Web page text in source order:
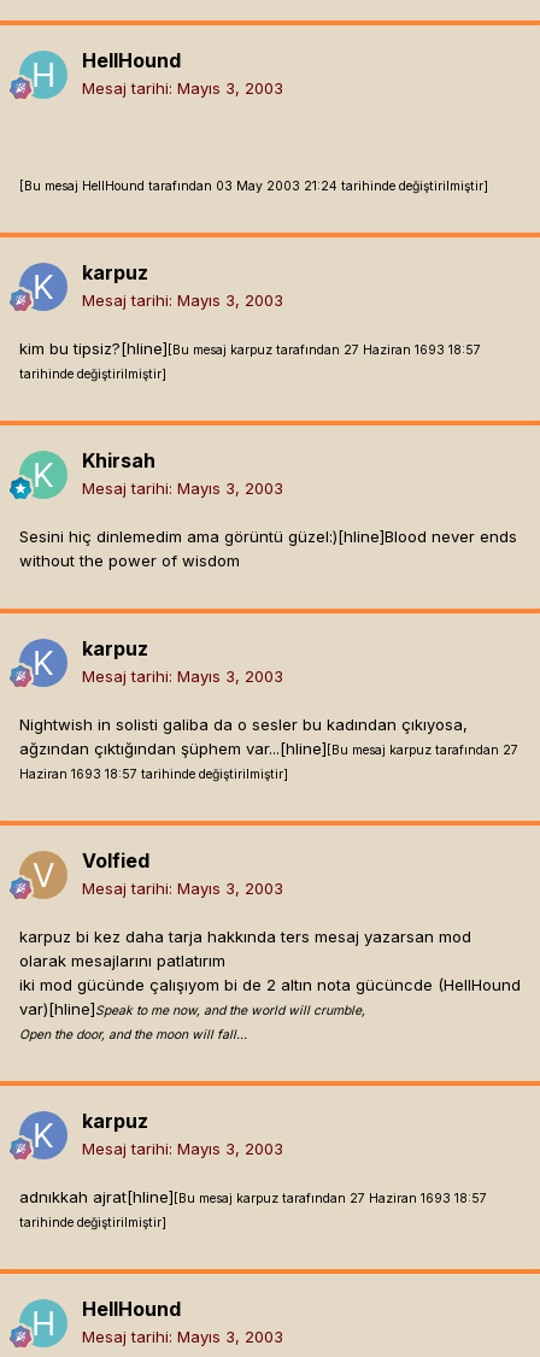
HellHound
Mesaj tarihi: Mayıs 3, 2003
[Bu mesaj HellHound tarafından 03 May 2003 21:24 tarihinde değiştirilmiştir]
karpuz
Mesaj tarihi: Mayıs 3, 2003
kim bu tipsiz?[hline] [Bu mesaj karpuz tarafından 27 Haziran 1693 18:57
tarihinde değiştirilmiştir]
Khirsah
Mesaj tarihi: Mayıs 3, 2003
Sesini hiç dinlemedim ama görüntü güzel:)[hline]Blood never ends
without the power of wisdom
karpuz
Mesaj tarihi: Mayıs 3, 2003
Nightwish in solisti galiba da o sesler bu kadından çıkıyosa,
ağzından çıktığından şüphem var...[hline] [Bu mesaj karpuz tarafından 27
Haziran 1693 18:57 tarihinde değiştirilmiştir]
Volfied
Mesaj tarihi: Mayıs 3, 2003
karpuz bi kez daha tarja hakkında ters mesaj yazarsan mod
olarak mesajlarını patlatırım
iki mod gücünde çalışıyom bi de 2 altın nota gücüncde (HellHound
var)[hline]Speak to me now, and the world will crumble,
Open the door, and the moon will fall...
karpuz
Mesaj tarihi: Mayıs 3, 2003
adnıkkah ajrat[hline] [Bu mesaj karpuz tarafından 27 Haziran 1693 18:57
tarihinde değiştirilmiştir]
HellHound
Mesaj tarihi: Mayıs 3, 2003